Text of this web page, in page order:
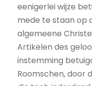
eenigerlei wijze
mede te staan op
algemeene
Artikelen des
instemming
Roomschen, door